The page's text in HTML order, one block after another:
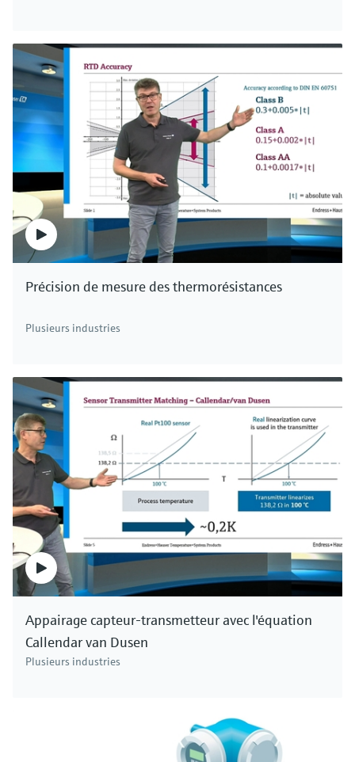
Précision de mesure des thermorésistances
Plusieurs industries
Appairage capteur-transmetteur avec l'équation
Callendar van Dusen
Plusieurs industries